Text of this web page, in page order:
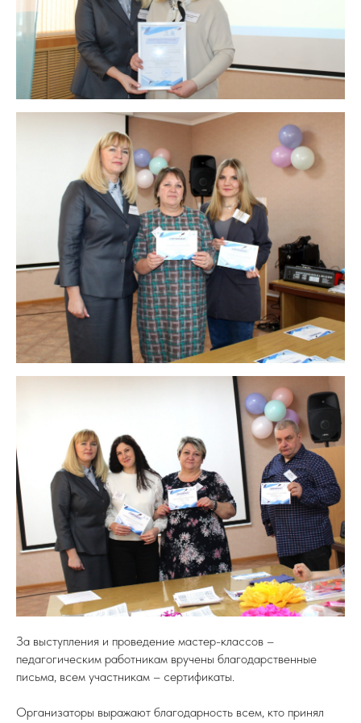
За выступления и проведение мастер-классов –
педагогическим работникам вручены благодарственные
письма, всем участникам – сертификаты.
Организаторы выражают благодарность всем, кто принял